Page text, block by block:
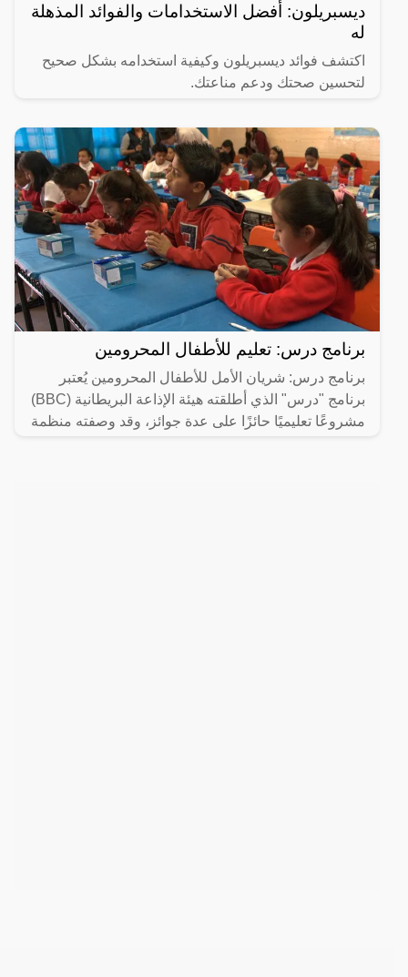
ديسبريلون: أفضل الاستخدامات والفوائد المذهلة
له
اكتشف فوائد ديسبريلون وكيفية استخدامه بشكل صحيح
لتحسين صحتك ودعم مناعتك.
برنامج درس: تعليم للأطفال المحرومين
برنامج درس: شريان الأمل للأطفال المحرومين يُعتبر
برنامج "درس" الذي أطلقته هيئة الإذاعة البريطانية (BBC)
مشروعًا تعليميًا حائزًا على عدة جوائز، وقد وصفته منظمة